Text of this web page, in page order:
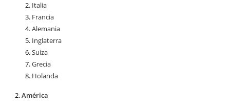
Italia
Francia
Alemania
Inglaterra
Suiza
Grecia
Holanda
América